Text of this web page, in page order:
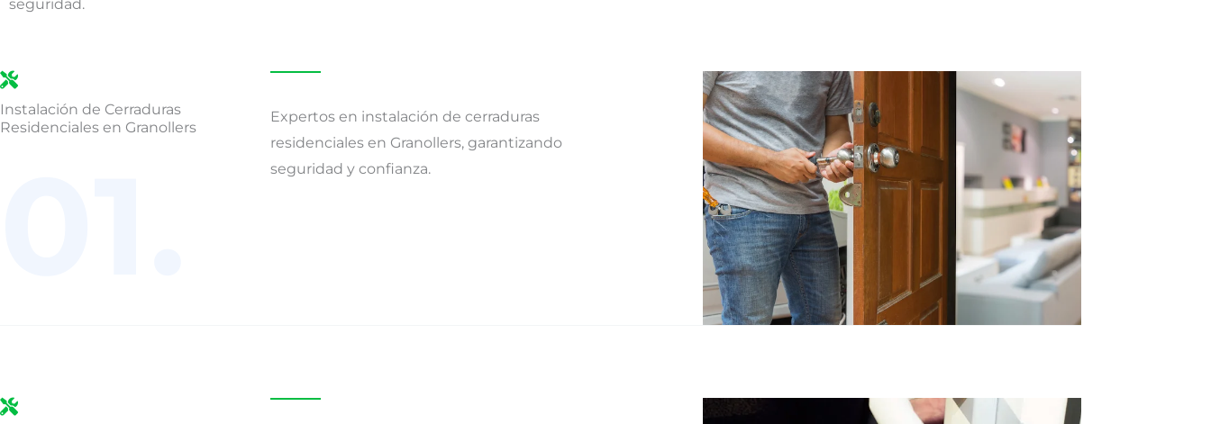
seguridad.
Instalación de Cerraduras
Residenciales en Granollers
Expertos en instalación de cerraduras
residenciales en Granollers, garantizando
seguridad y confianza.